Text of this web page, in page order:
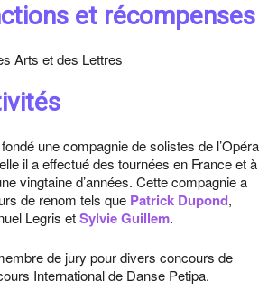
et récompenses
Arts et des Lettres
une compagnie de solistes de l’Opéra
il a effectué des tournées en France et à
vingtaine d’années. Cette compagnie a
de renom tels que Patrick Dupond,
Legris etSylvie Guillem.
de jury pour divers concours de
International de Danse Petipa.